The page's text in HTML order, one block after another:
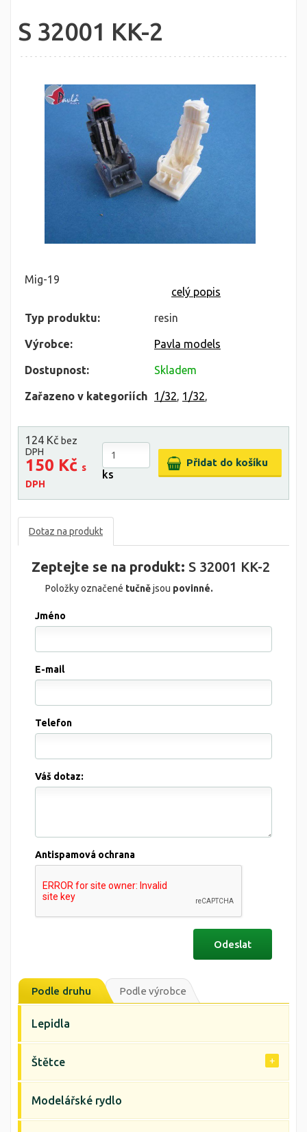
S 32001 KK-2
Mig-19
celý popis
Typ produktu: resin
Výrobce: Pavla models
Dostupnost: Skladem
Zařazeno v kategoriích 1/32, 1/32,
124 Kč bez
DPH
150 Kč s
DPH
ks
Dotaz na produkt
Zeptejte se na produkt: S 32001 KK-2
Položky označené tučnějsou povinné.
Jméno
E-mail
Telefon
Váš dotaz:
Antispamová ochrana
Podle druhu Podle výrobce
Lepidla
Štětce
Modelářské rydlo